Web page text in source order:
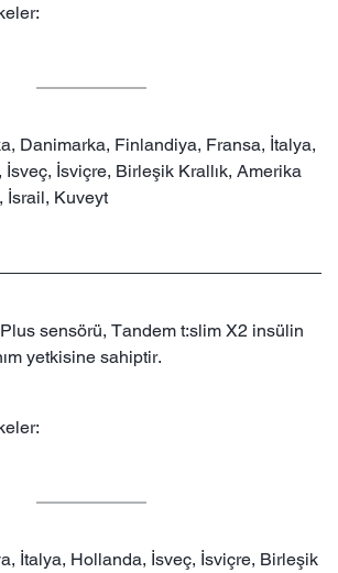
Danimarka, Finlandiya, Fransa, İtalya,
İsviçre, Birleşik Krallık, Amerika
İsrail, Kuveyt
sensörü, Tandem t:slim X2 insülin
yetkisine sahiptir.
İtalya, Hollanda, İsveç, İsviçre, Birleşik